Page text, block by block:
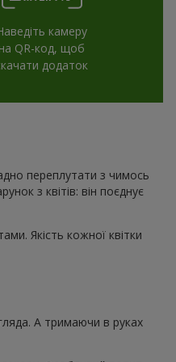
камеру
на QR-код, щоб
додаток
переплутати з чимось
з квітів: він поєднує
Якість кожної квітки
А тримаючи в руках